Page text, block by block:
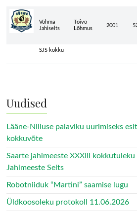
Võhma
Jahiselts
Toivo
Lõhmus
2001
SJS kokku
Uudised
Lääne-Niiluse palaviku uurimiseks
kokkuvõte
Saarte jahimeeste XXXIII
Jahimeeste Selts
Robotniiduk “Martini” saamise lugu
Üldkoosoleku protokoll 11.06.2026